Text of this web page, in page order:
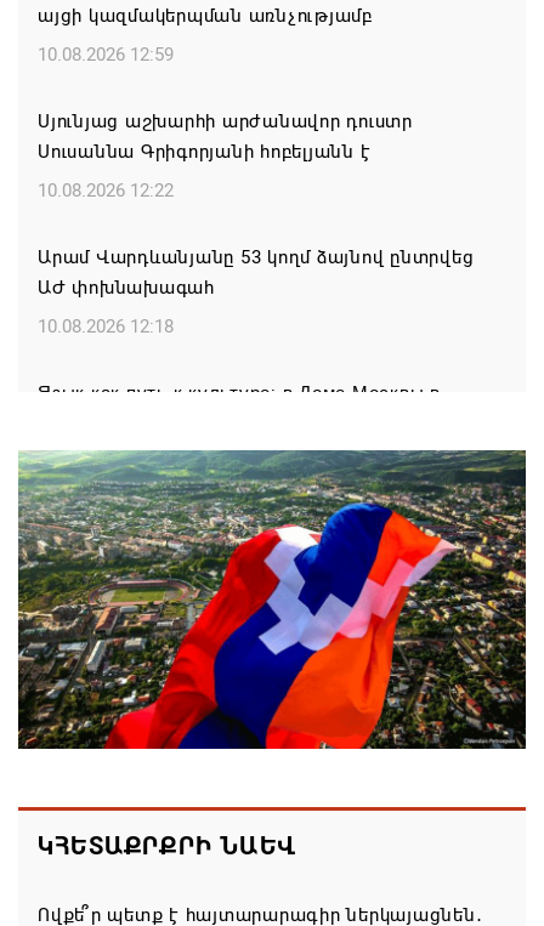
այցի կազմակերպման առնչությամբ
10.08.2026 12:59
Սյունյաց աշխարհի արժանավոր դուստր
Սուսաննա Գրիգորյանի հոբելյանն է
10.08.2026 12:22
Արամ Վարդևանյանը 53 կողմ ձայնով ընտրվեց
ԱԺ փոխնախագահ
10.08.2026 12:18
Язык как путь к культуре: в Доме Москвы в
10.08.2026 11:36
Ուսուցիչների բարձր տարակարգի երեք
պարտադիր պահանջ հանվել է 2025-ի նոյեմբերից
10.08.2026 11:26
Սիրիան և ՌԴ-ն փոխըմբռնման հուշագիր են
ստորագրել
10.08.2026 11:16
առաջատարների շարքում են Եվրոպայի մինչև 20
տարեկանների առաջնությունում
10.08.2026 10:53
ԿՀԵՏԱՔՐՔՐԻ ՆԱԵՎ
Ովքե՞ր պետք է հայտարարագիր ներկայացնեն․